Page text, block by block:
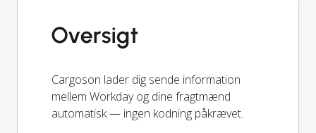
Oversigt
Cargoson lader dig sende information
mellem Workday og dine fragtmænd
automatisk — ingen kodning påkrævet.